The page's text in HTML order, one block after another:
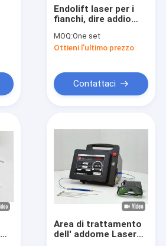
Endolift laser per i
fianchi, dire addio
occhi e ottenere
risultati giovanili
MOQ:One set
Ottieni l'ultimo prezzo
Contattaci
Area di trattamento
dell' addome Laser